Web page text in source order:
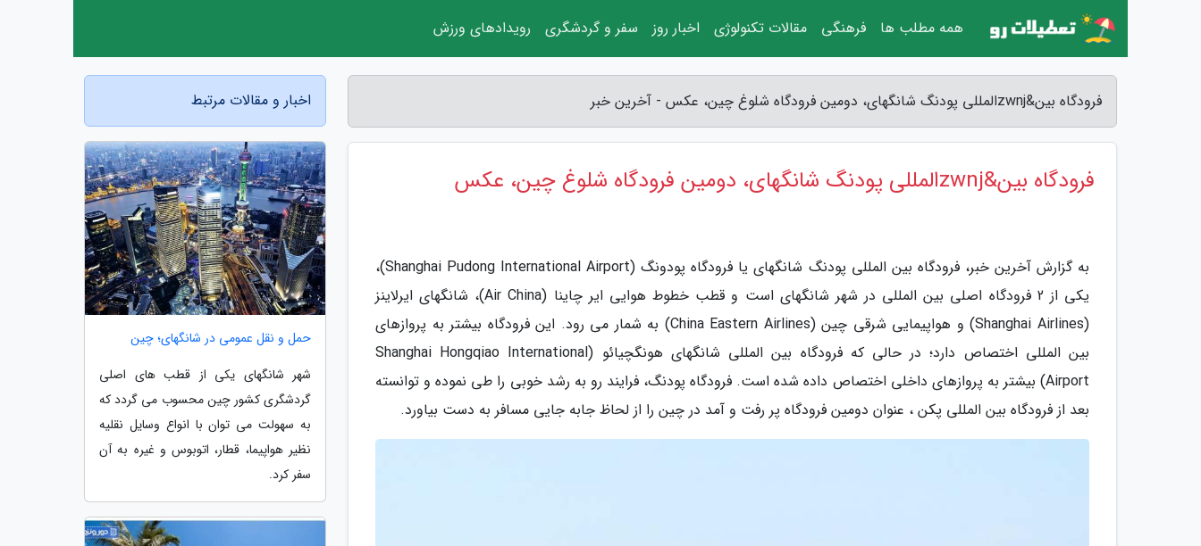
فرودگاه بین&zwnjالمللی پودنگ شانگهای، دومین فرودگاه شلوغ چین، عکس - آخرین خبر
فرودگاه بین&zwnjالمللی پودنگ شانگهای، دومین فرودگاه شلوغ چین، عکس
به گزارش آخرین خبر، فرودگاه بین المللی پودنگ شانگهای یا فرودگاه پودونگ (Shanghai Pudong International Airport)،
یکی از 2 فرودگاه اصلی بین المللی در شهر شانگهای است و قطب خطوط هوایی ایر چاینا (Air China)، شانگهای ایرلاینز
(Shanghai Airlines) و هواپیمایی شرقی چین (China Eastern Airlines) به شمار می رود. این فرودگاه بیشتر به پروازهای
بین المللی اختصاص دارد؛ در حالی که فرودگاه بین المللی شانگهای هونگچیائو (Shanghai Hongqiao International
Airport) بیشتر به پروازهای داخلی اختصاص داده شده است. فرودگاه پودنگ، فرایند رو به رشد خوبی را طی نموده و توانسته
بعد از فرودگاه بین المللی پکن ، عنوان دومین فرودگاه پر رفت و آمد در چین را از لحاظ جابه جایی مسافر به دست بیاورد.
اخبار و مقالات مرتبط
حمل و نقل عمومی در شانگهای؛ چین
شهر شانگهای یکی از قطب های اصلی
گردشگری کشور چین محسوب می گردد که
به سهولت می توان با انواع وسایل نقلیه
نظیر هواپیما، قطار، اتوبوس و غیره به آن
سفر کرد.
همه مطلب ها فرهنگی مقالات تکنولوژی اخبار روز سفر و گردشگری رویدادهای ورزش